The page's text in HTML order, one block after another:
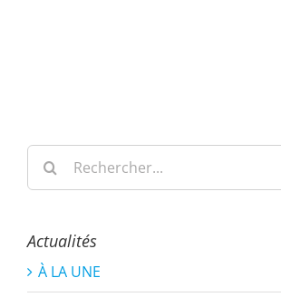
Rechercher:
Actualités
À LA UNE